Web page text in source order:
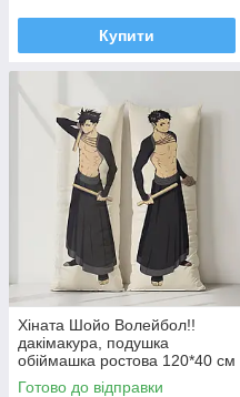
Купити
Хіната Шойо Волейбол!!
дакімакура, подушка
обіймашка ростова 120*40 см
Готово до відправки